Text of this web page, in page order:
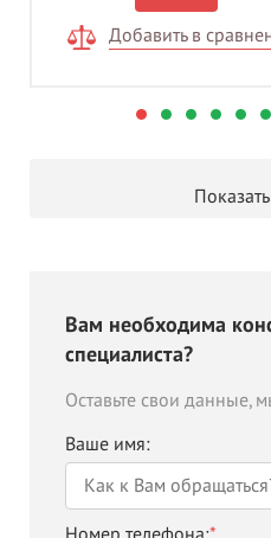
Добавить в
Вам необходима
специалиста?
Оставьте свои данные,
Ваше имя: